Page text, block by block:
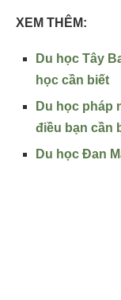
XEM THÊM:
Du học Tây
học cần biết
Du học pháp
điều bạn cần
Du học Đan